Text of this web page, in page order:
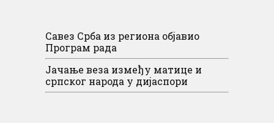
Савез Срба из региона објавио
Програм рада
Јачање веза између матице и
српског народа у дијаспори